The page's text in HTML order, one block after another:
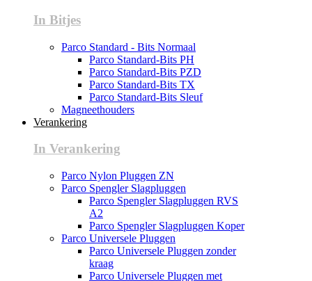
In Bitjes
Parco Standard - Bits Normaal
Parco Standard-Bits PH
Parco Standard-Bits PZD
Parco Standard-Bits TX
Parco Standard-Bits Sleuf
Magneethouders
Verankering
In Verankering
Parco Nylon Pluggen ZN
Parco Spengler Slagpluggen
Parco Spengler Slagpluggen RVS
A2
Parco Spengler Slagpluggen Koper
Parco Universele Pluggen
Parco Universele Pluggen zonder
kraag
Parco Universele Pluggen met